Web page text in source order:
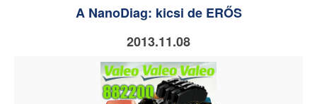
A NanoDiag: kicsi de ERŐS
2013.11.08